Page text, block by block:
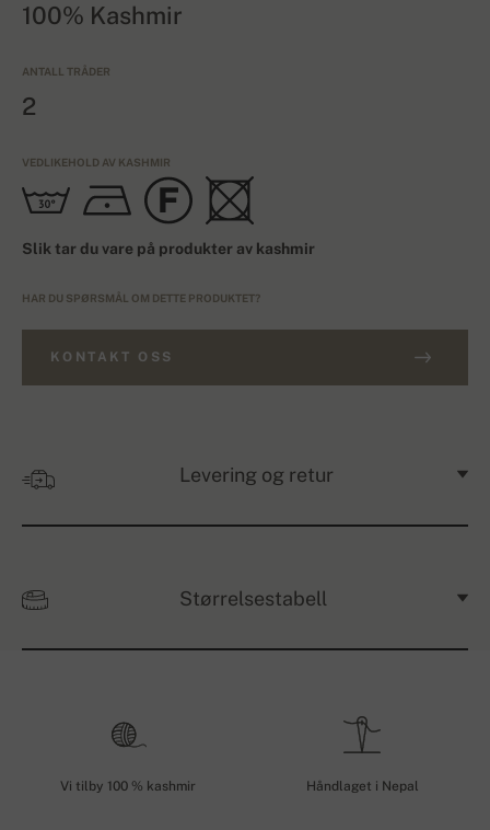
100% Kashmir
ANTALL TRÅDER
2
VEDLIKEHOLD AV KASHMIR
Slik tar du vare på produkter av kashmir
HAR DU SPØRSMÅL OM DETTE PRODUKTET?
KONTAKT OSS
Levering og retur
Størrelsestabell
Vi tilby 100 % kashmir Håndlaget i Nepal